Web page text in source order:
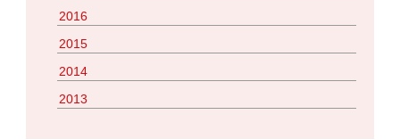
2016
2015
2014
2013